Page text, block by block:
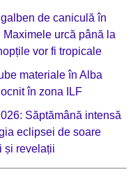
de caniculă în
urcă până la
vor fi tropicale
materiale în Alba
în zona ILF
Săptămână intensă
eclipsei de soare
și revelații